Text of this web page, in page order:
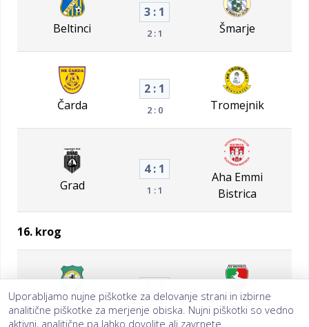
Beltinci
3 : 1
2 : 1 Šmarje
Čarda
2 : 1
2 : 0 Tromejnik
Grad
4 : 1
1 : 1
Aha Emmi
Bistrica
16. krog
Ljutomer 0 : 1 Dravinja
Uporabljamo nujne piškotke za delovanje strani in izbirne
analitične piškotke za merjenje obiska. Nujni piškotki so vedno
aktivni, analitične pa lahko dovolite ali zavrnete.